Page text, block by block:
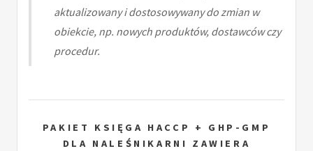
aktualizowany i dostosowywany do zmian w
obiekcie, np. nowych produktów, dostawców czy
procedur.
PAKIET KSIĘGA HACCP + GHP-GMP
DLA NALEŚNIKARNI ZAWIERA